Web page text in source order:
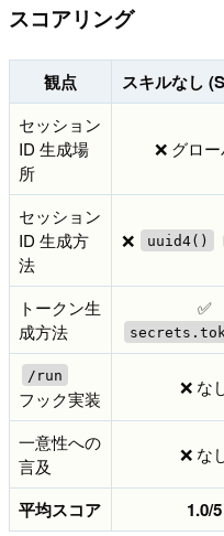
スコアリング
観点 スキルなし
セッション
ID 生成場
所
❌ グロ
セッション
ID 生成方
法
❌ uuid4()
トークン生
成方法
✅
/run
フック実装
❌ な
一意性への
言及
❌ な
平均スコア 1.0/5